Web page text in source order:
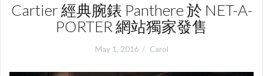
Cartier 經典腕錶 Panthere 於 NET-A-
PORTER 網站獨家發售
May 1, 2016 Carol